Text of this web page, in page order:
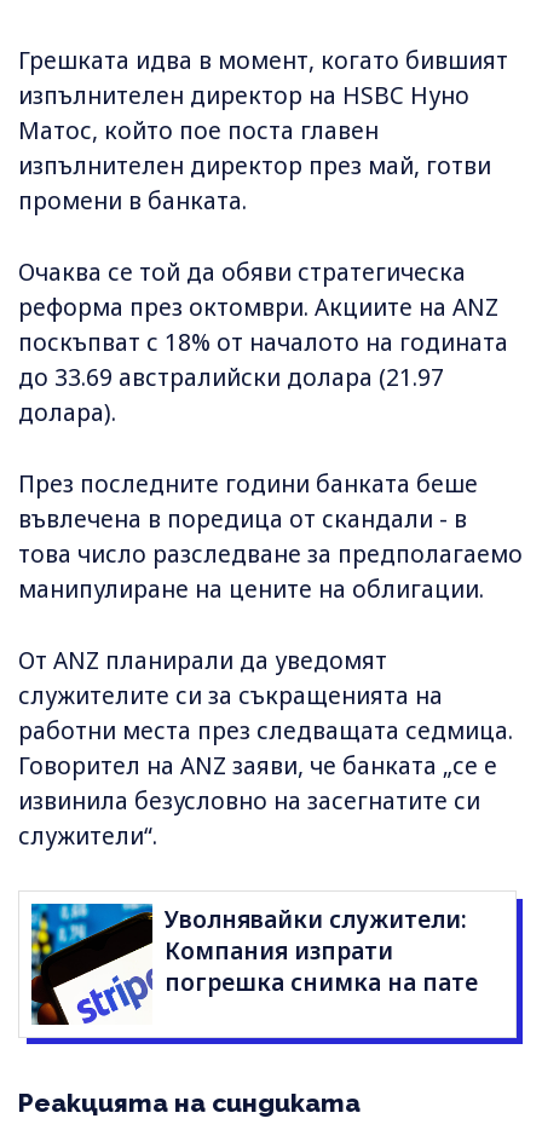
Грешката идва в момент, когато бившият
изпълнителен директор на HSBC Нуно
Матос, който пое поста главен
изпълнителен директор през май, готви
промени в банката.
Очаква се той да обяви стратегическа
реформа през октомври. Акциите на ANZ
поскъпват с 18% от началото на годината
до 33.69 австралийски долара (21.97
долара).
През последните години банката беше
въвлечена в поредица от скандали - в
това число разследване за предполагаемо
манипулиране на цените на облигации.
От ANZ планирали да уведомят
служителите си за съкращенията на
работни места през следващата седмица.
Говорител на ANZ заяви, че банката „се е
извинила безусловно на засегнатите си
служители“.
Уволнявайки служители:
Компания изпрати
погрешка снимка на пате
Реакцията на синдиката